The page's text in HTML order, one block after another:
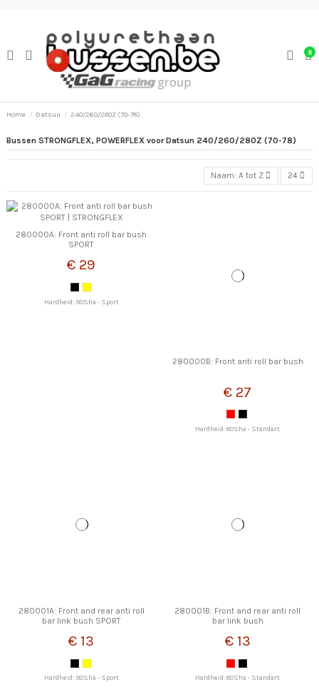
0
Home Datsun 240/260/280Z (70-78)
Bussen STRONGFLEX, POWERFLEX voor Datsun 240/260/280Z (70-78)
Naam: A tot Z 24
280000A: Front anti roll bar bush
SPORT
€ 29
Hardheid: 90Sha - Sport
280000B: Front anti roll bar bush
€ 27
Hardheid: 80Sha - Standart
280001A: Front and rear anti roll
bar link bush SPORT
€ 13
Hardheid: 90Sha - Sport
280001B: Front and rear anti roll
bar link bush
€ 13
Hardheid: 80Sha - Standart